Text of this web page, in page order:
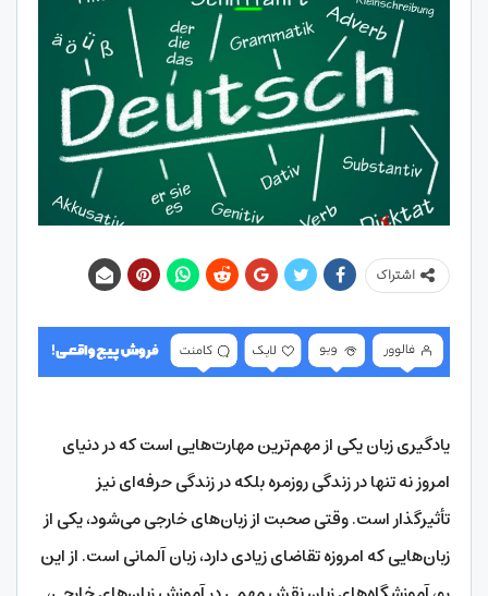
اشتراک
یادگیری زبان یکی از مهم‌ترین مهارت‌هایی است که در دنیای
امروز نه تنها در زندگی روزمره بلکه در زندگی حرفه‌ای نیز
تأثیرگذار است. وقتی صحبت از زبان‌های خارجی می‌شود، یکی از
زبان‌هایی که امروزه تقاضای زیادی دارد، زبان آلمانی است. از این